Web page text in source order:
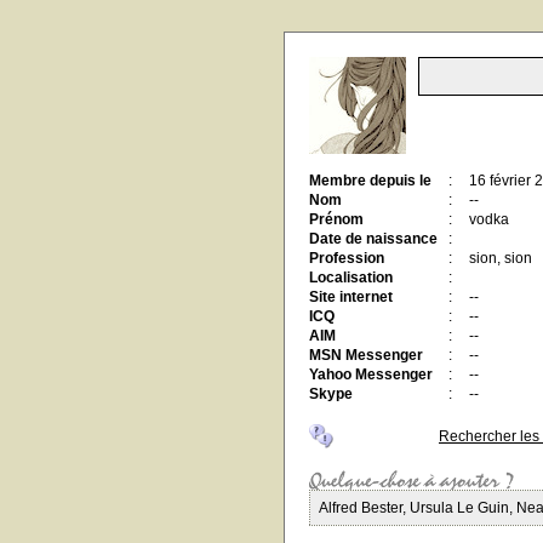
Membre depuis le :
16 février
Nom
:
--
Prénom
:
vodka
Date de naissance
:
Profession
:
sion, sion
Localisation
:
Site internet
:
--
ICQ
:
--
AIM
:
--
MSN Messenger
:
--
Yahoo Messenger
:
--
Skype
: --
Rechercher
Alfred Bester, Ursula Le Guin,